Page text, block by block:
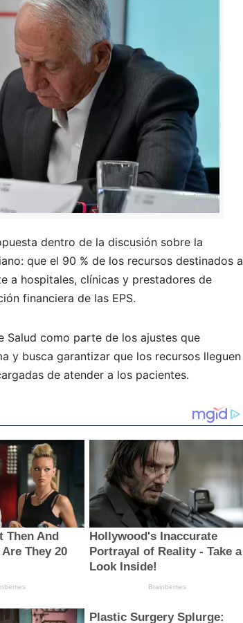
dentro de la discusión sobre la
que el 90 % de los recursos destinados a
a hospitales, clínicas y prestadores de
financiera de las EPS.
Salud como parte de los ajustes que
y busca garantizar que los recursos lleguen
de atender a los pacientes.